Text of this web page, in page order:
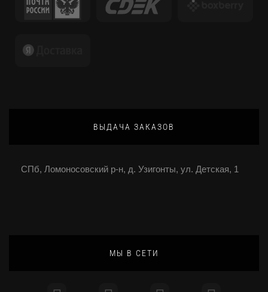
ВЫДАЧА ЗАКАЗОВ
СПб, Ломоносовский р-н, д. Узигонты, ул. Детская, 1
МЫ В СЕТИ